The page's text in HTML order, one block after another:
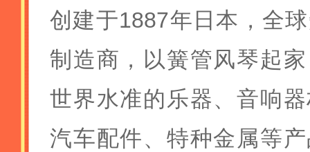
创建于1887年日本，全
制造商，以簧管风琴起
世界水准的乐器、音响
汽车配件、特种金属等